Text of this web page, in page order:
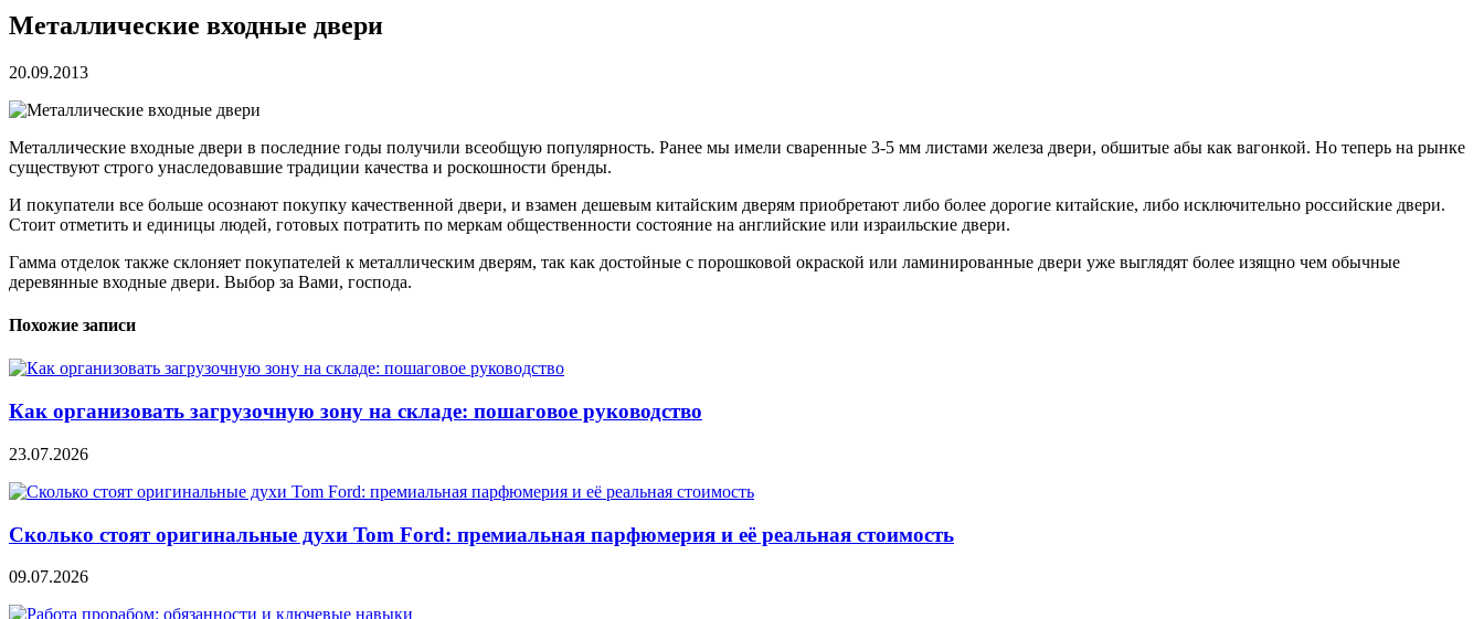
Металлические входные двери
20.09.2013
Металлические входные двери в последние годы получили всеобщую популярность. Ранее мы имели сваренные 3-5 мм листами железа двери, обшитые абы как вагонкой. Но теперь на рынке
существуют строго унаследовавшие традиции качества и роскошности бренды.
И покупатели все больше осознают покупку качественной двери, и взамен дешевым китайским дверям приобретают либо более дорогие китайские, либо исключительно российские двери.
Стоит отметить и единицы людей, готовых потратить по меркам общественности состояние на английские или израильские двери.
Гамма отделок также склоняет покупателей к металлическим дверям, так как достойные с порошковой окраской или ламинированные двери уже выглядят более изящно чем обычные
деревянные входные двери. Выбор за Вами, господа.
Похожие записи
Как организовать загрузочную зону на складе: пошаговое руководство
23.07.2026
Сколько стоят оригинальные духи Tom Ford: премиальная парфюмерия и её реальная стоимость
09.07.2026